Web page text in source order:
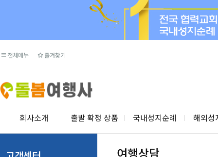
전체메뉴 즐겨찾기
회사소개 출발 확정 상품 국내성지순례 해외성
여행상담